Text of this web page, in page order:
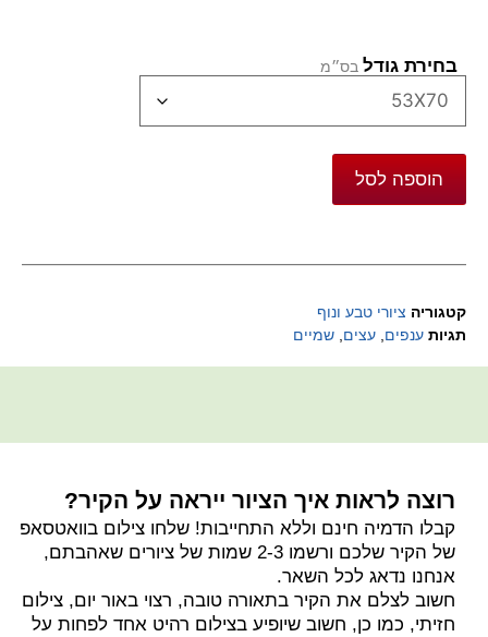
בחירת גודל
הוספה לסל
קטגוריה ציורי טבע ונוף
תגיות ענפים, עצים, שמיים
רוצה לראות איך הציור ייראה על הקיר?
קבלו הדמיה חינם וללא התחייבות! שלחו צילום בוואטסאפ
של הקיר שלכם ורשמו 2-3 שמות של ציורים שאהבתם,
אנחנו נדאג לכל השאר.
חשוב לצלם את הקיר בתאורה טובה, רצוי באור יום, צילום
חזיתי, כמו כן, חשוב שיופיע בצילום רהיט אחד לפחות על